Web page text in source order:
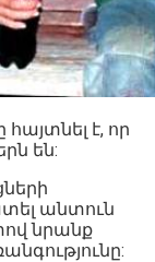
է, որ
են:
անտուն
նրանք